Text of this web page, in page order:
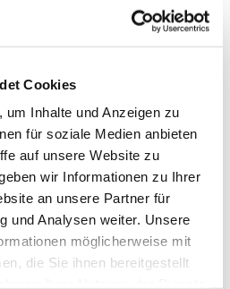
Cookies
Inhalte und Anzeigen zu
für soziale Medien anbieten
auf unsere Website zu
wir Informationen zu Ihrer
an unsere Partner für
und Analysen weiter. Unsere
möglicherweise mit
die Sie ihnen bereitgestellt